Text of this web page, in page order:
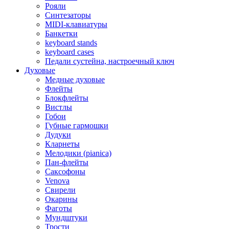
Рояли
Синтезаторы
MIDI-клавиатуры
Банкетки
keyboard stands
keyboard cases
Педали сустейна, настроечный ключ
Духовые
Медные духовые
Флейты
Блокфлейты
Вистлы
Гобои
Губные гармошки
Дудуки
Кларнеты
Мелодики (pianica)
Пан-флейты
Саксофоны
Venova
Свирели
Окарины
Фаготы
Мундштуки
Трости